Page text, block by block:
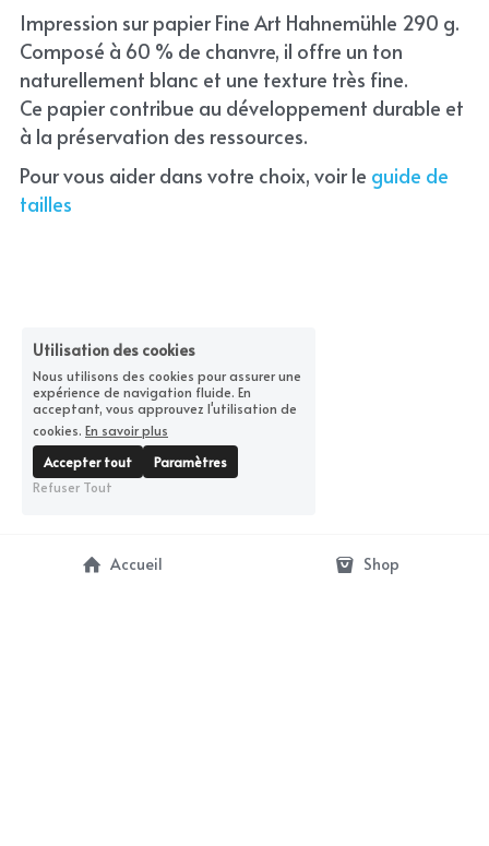
Impression sur papier Fine Art Hahnemühle 290 g.
Composé à 60 % de chanvre, il offre un ton
naturellement blanc et une texture très fine.
Ce papier contribue au développement durable et
à la préservation des ressources.
Pour vous aider dans votre choix, voir le guide de
tailles
Accueil Shop
Utilisation des cookies
Nous utilisons des cookies pour assurer une
expérience de navigation fluide. En
acceptant, vous approuvez l'utilisation de
cookies. En savoir plus
Accepter tout
Paramètres
Refuser Tout